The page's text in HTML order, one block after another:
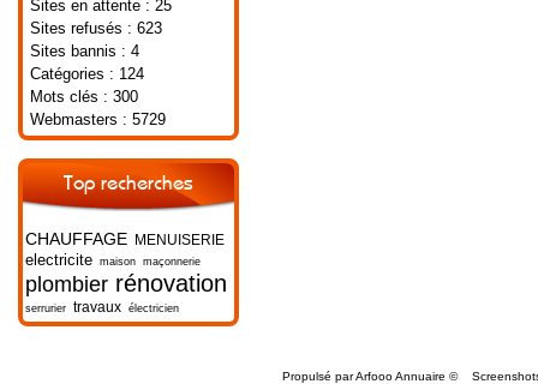
Sites en attente : 25
Sites refusés : 623
Sites bannis : 4
Catégories : 124
Mots clés : 300
Webmasters : 5729
Top recherches
CHAUFFAGE MENUISERIE
electricite maison maçonnerie
plombier rénovation
serrurier travaux électricien
Propulsé parArfooo Annuaire ©